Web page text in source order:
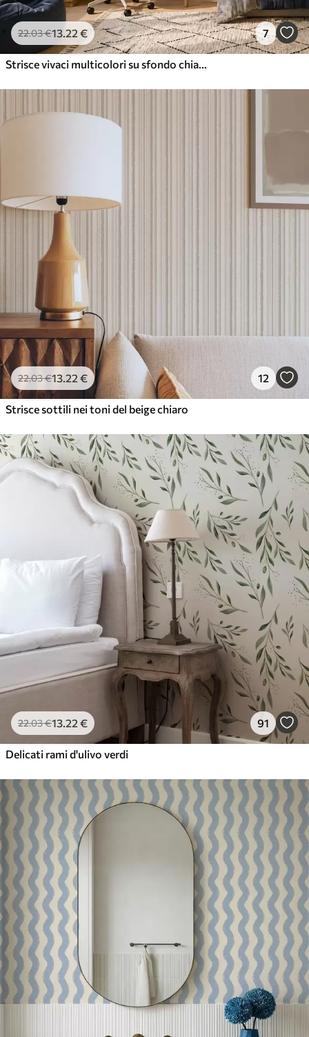
22.03€13.22 € 7
Strisce vivaci multicolori su sfondo chiaro
22.03€13.22 € 12
Strisce sottili nei toni del beige chiaro
22.03€13.22 € 91
Delicati rami d'ulivo verdi